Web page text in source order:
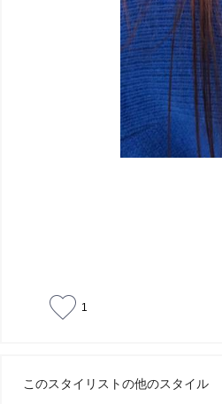
1
このスタイリストの他のスタイル